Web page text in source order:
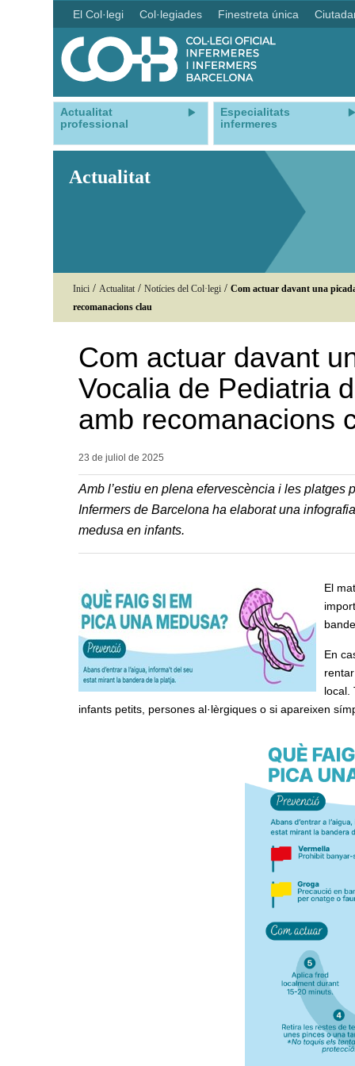
El Col·legi Col·legiades Finestreta única
Actualitat
professional
Especialitats
infermeres
Actualitat
Inici / Actualitat / Notícies del Col·legi / Com actuar davant una
recomanacions clau
Com actuar davant
Vocalia de Pediatria
amb recomanacions
23 de juliol de 2025
Amb l’estiu en plena efervescència i les platges
Infermers de Barcelona ha elaborat una
medusa en infants.
El
En
local.
infants petits, persones al·lèrgiques o si apareixen